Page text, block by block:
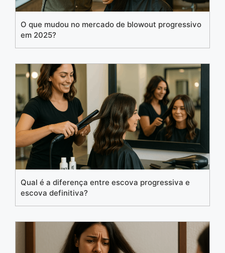
O que mudou no mercado de blowout progressivo
em 2025?
Qual é a diferença entre escova progressiva e
escova definitiva?